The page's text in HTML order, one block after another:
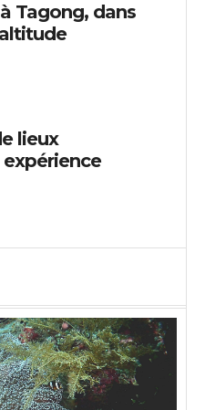
Tagong, dans
lieux